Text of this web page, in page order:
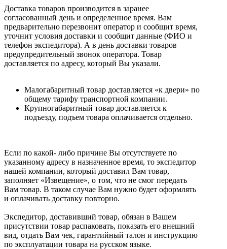
Доставка товаров производится в заранее
согласованный день и определенное время. Вам
предварительно перезвонит оператор и сообщит время,
уточнит условия доставки и сообщит данные (ФИО и
телефон экспедитора). А в день доставки товаров
предупредительный звонок оператора. Товар
доставляется по адресу, который Вы указали.
Малогабаритный товар доставляется «к двери» по
общему тарифу транспортной компании.
Крупногабаритный товар доставляется к
подъезду, подъем товара оплачивается отдельно.
Если по какой- либо причине Вы отсутствуете по
указанному адресу в назначенное время, то экспедитор
нашей компании, который доставил Вам товар,
заполняет «Извещение», о том, что не смог передать
Вам товар. В таком случае Вам нужно будет оформлять
и оплачивать доставку повторно.
Экспедитор, доставивший товар, обязан в Вашем
присутствии товар распаковать, показать его внешний
вид, отдать Вам чек, гарантийный талон и инструкцию
по эксплуатации товара на русском языке.